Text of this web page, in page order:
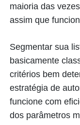
maioria das
assim que
Segmentar sua
basicamente
critérios bem
estratégia de
funcione com
dos parâmetros